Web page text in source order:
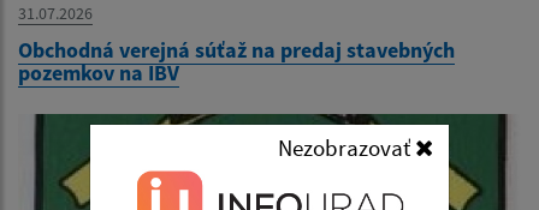
31.07.2026
Obchodná verejná súťaž na predaj stavebných
pozemkov na IBV
Nezobrazovať